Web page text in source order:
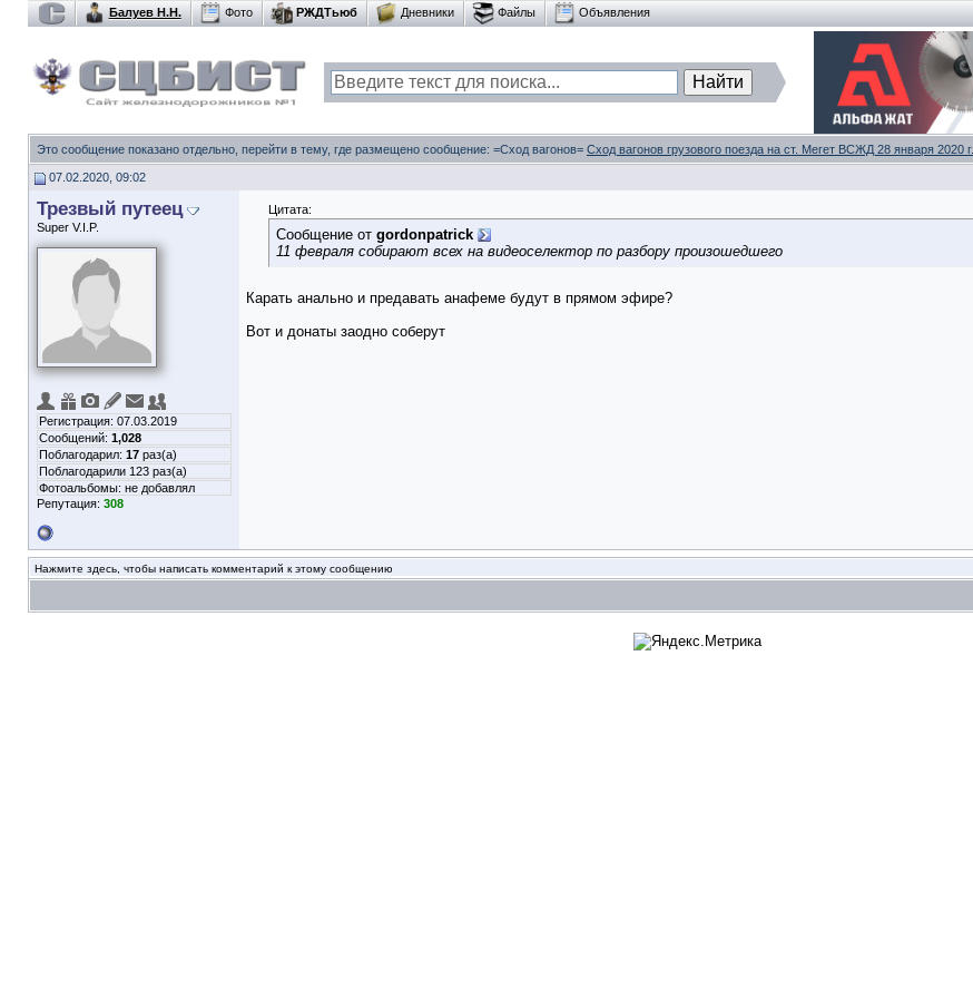
Балуев Н.Н. Фото РЖДТьюб Дневники Файлы Объявления
Это сообщение показано отдельно, перейти в тему, где размещено сообщение: =Сход вагонов= Сход вагонов грузового поезда на ст. Мегет ВСЖД 28 января 2020 г.
07.02.2020, 09:02
Трезвый путеец
Super V.I.P.
Регистрация: 07.03.2019
Сообщений: 1,028
Поблагодарил: 17 раз(а)
Поблагодарили 123 раз(а)
Фотоальбомы: не добавлял
Репутация: 308
Цитата:
Сообщение от gordonpatrick
11 февраля собирают всех на видеоселектор по разбору произошедшего
Карать анально и предавать анафеме будут в прямом эфире?
Вот и донаты заодно соберут
Нажмите здесь, чтобы написать комментарий к этому сообщению